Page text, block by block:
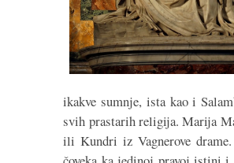
ikakve sumnje, ista kao i
svih prastarih religija. Marija
ili Kundri iz Vagnerove